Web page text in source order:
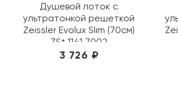
Душевой лоток с
ультратонкой решеткой
Zeissler Evolux Slim (70см)
ZSt.1141.7002
3 726 ₽